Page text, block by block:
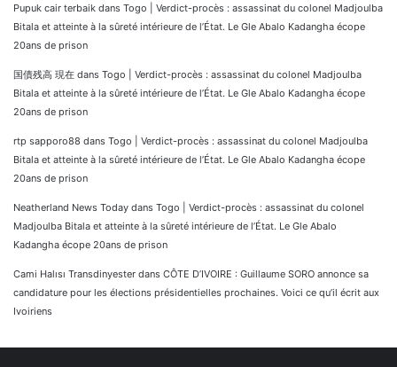
Pupuk cair terbaik dans Togo | Verdict-procès : assassinat du colonel Madjoulba
Bitala et atteinte à la sûreté intérieure de l’État. Le Gle Abalo Kadangha écope
20ans de prison
国債残高 現在 dans Togo | Verdict-procès : assassinat du colonel Madjoulba
Bitala et atteinte à la sûreté intérieure de l’État. Le Gle Abalo Kadangha écope
20ans de prison
rtp sapporo88 dans Togo | Verdict-procès : assassinat du colonel Madjoulba
Bitala et atteinte à la sûreté intérieure de l’État. Le Gle Abalo Kadangha écope
20ans de prison
Neatherland News Today dans Togo | Verdict-procès : assassinat du colonel
Madjoulba Bitala et atteinte à la sûreté intérieure de l’État. Le Gle Abalo
Kadangha écope 20ans de prison
Cami Halısı Transdinyester dans CÔTE D’IVOIRE : Guillaume SORO annonce sa
candidature pour les élections présidentielles prochaines. Voici ce qu’il écrit aux
Ivoiriens